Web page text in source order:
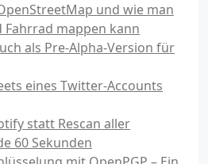
und wie man
mappen kann
als Pre-Alpha-Version für
eines Twitter-Accounts
statt Rescan aller
60 Sekunden